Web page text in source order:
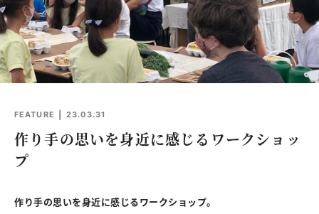
作り手の思いを身近に感じるワークショッ
プ
FEATURE 23.03.31
作り手の思いを身近に感じるワークショップ。